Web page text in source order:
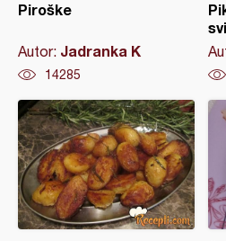
Piroške
Autor: Jadranka K
14285